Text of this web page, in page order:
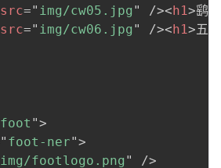
src=" img/cw05.jpg " /><h1>鹞
src=" img/cw06.jpg " /><h1>五
foot ">
" foot-ner">
img/footlogo.png " />